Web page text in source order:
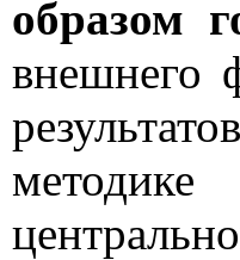
образом
внешнего